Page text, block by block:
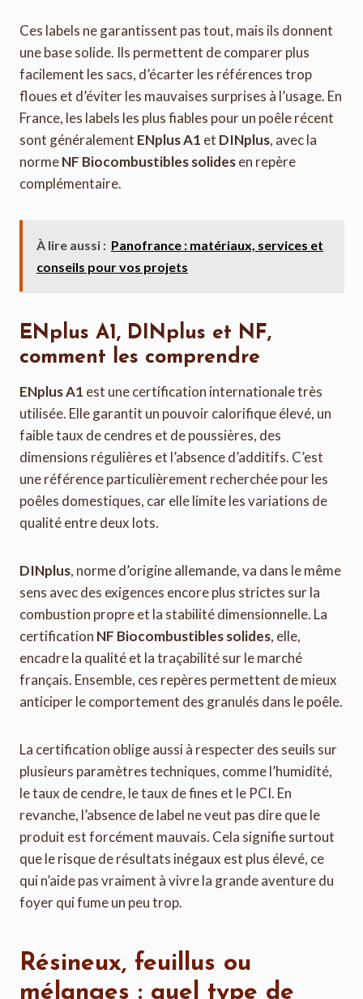
Ces labels ne garantissent pas tout, mais ils donnent
une base solide. Ils permettent de comparer plus
facilement les sacs, d’écarter les références trop
floues et d’éviter les mauvaises surprises à l’usage. En
France, les labels les plus fiables pour un poêle récent
sont généralement ENplus A1 et DINplus, avec la
normeNF Biocombustibles solidesen repère
complémentaire.
À lire aussi : Panofrance : matériaux, services et
conseils pour vos projets
ENplus A1, DINplus et NF,
comment les comprendre
ENplus A1 est une certification internationale très
utilisée. Elle garantit un pouvoir calorifique élevé, un
faible taux de cendres et de poussières, des
dimensions régulières et l’absence d’additifs. C’est
une référence particulièrement recherchée pour les
poêles domestiques, car elle limite les variations de
qualité entre deux lots.
DINplus, norme d’origine allemande, va dans le même
sens avec des exigences encore plus strictes sur la
combustion propre et la stabilité dimensionnelle. La
certification NF Biocombustibles solides, elle,
encadre la qualité et la traçabilité sur le marché
français. Ensemble, ces repères permettent de mieux
anticiper le comportement des granulés dans le poêle.
La certification oblige aussi à respecter des seuils sur
plusieurs paramètres techniques, comme l’humidité,
le taux de cendre, le taux de fines et le PCI. En
revanche, l’absence de label ne veut pas dire que le
produit est forcément mauvais. Cela signifie surtout
que le risque de résultats inégaux est plus élevé, ce
qui n’aide pas vraiment à vivre la grande aventure du
foyer qui fume un peu trop.
Résineux, feuillus ou
mélanges : quel type de